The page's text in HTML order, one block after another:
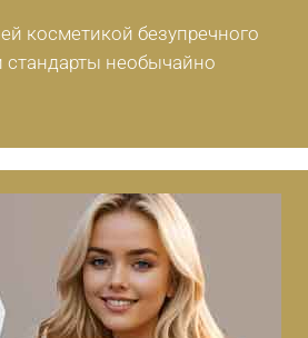
косметикой безупречного
стандарты необычайно